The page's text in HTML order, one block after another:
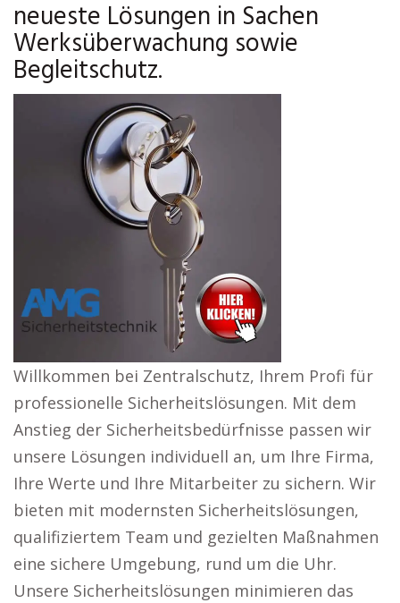
neueste Lösungen in Sachen
Werksüberwachung sowie
Begleitschutz.
Willkommen bei Zentralschutz, Ihrem Profi für
professionelle Sicherheitslösungen. Mit dem
Anstieg der Sicherheitsbedürfnisse passen wir
unsere Lösungen individuell an, um Ihre Firma,
Ihre Werte und Ihre Mitarbeiter zu sichern. Wir
bieten mit modernsten Sicherheitslösungen,
qualifiziertem Team und gezielten Maßnahmen
eine sichere Umgebung, rund um die Uhr.
Unsere Sicherheitslösungen minimieren das